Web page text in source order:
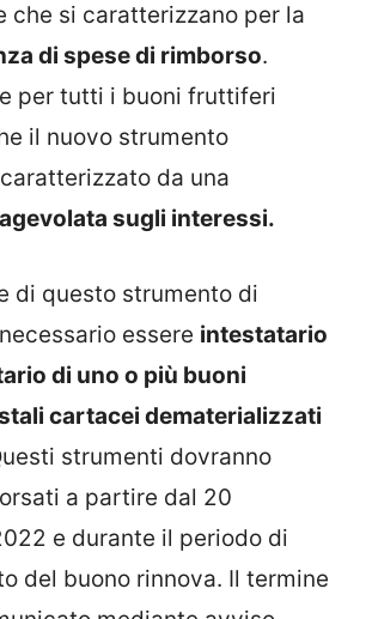
che si caratterizzano per la
di spese di rimborso.
per tutti i buoni fruttiferi
il nuovo strumento
caratterizzato da una
sugli interessi.
di questo strumento di
essere intestatario
di uno o più buoni
cartacei dematerializzati
strumenti dovranno
a partire dal 20
e durante il periodo di
del buono rinnova. Il termine